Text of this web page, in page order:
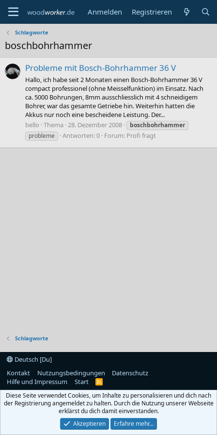
Anmelden Registrieren
Schlagworte
boschbohrhammer
Probleme mit Bosch-Bohrhammer 36 V
Hallo, ich habe seit 2 Monaten einen Bosch-Bohrhammer 36 V
compact professionel (ohne Meisselfunktion) im Einsatz. Nach
ca. 5000 Bohrungen, 8mm ausschliesslich mit 4 schneidigem
Bohrer, war das gesamte Getriebe hin. Weiterhin hatten die
Akkus nur noch eine bescheidene Leistung. Der...
bello Thema 28. Dezember 2008
boschbohrhammer
probleme
Antworten: 0 Forum: Profi fragt
Schlagworte
Deutsch [Du]
Kontakt
Nutzungsbedingungen
Datenschutz
Hilfe und Impressum
Start
R
S
Diese Seite verwendet Cookies, um Inhalte zu personalisieren und dich nach
der Registrierung angemeldet zu halten. Durch die Nutzung unserer Webseite
erklärst du dich damit einverstanden.
Akzeptieren
Erfahre mehr…